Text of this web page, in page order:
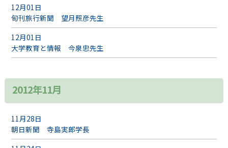
12月01日
旬刊旅行新聞 望月照彦先生
12月01日
大学教育と情報 今泉忠先生
2012年11月
11月28日
朝日新聞 寺島実郎学長